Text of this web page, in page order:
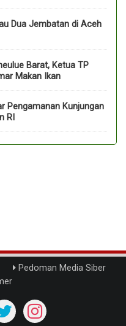
Dua Jembatan di Aceh
Barat, Ketua TP
Makan Ikan
Pengamanan Kunjungan
RI
Pedoman Media Siber